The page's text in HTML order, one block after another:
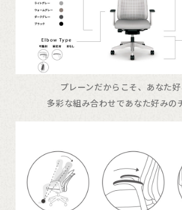
プレーンだからこそ、あなた好
多彩な組み合わせであなた好みの